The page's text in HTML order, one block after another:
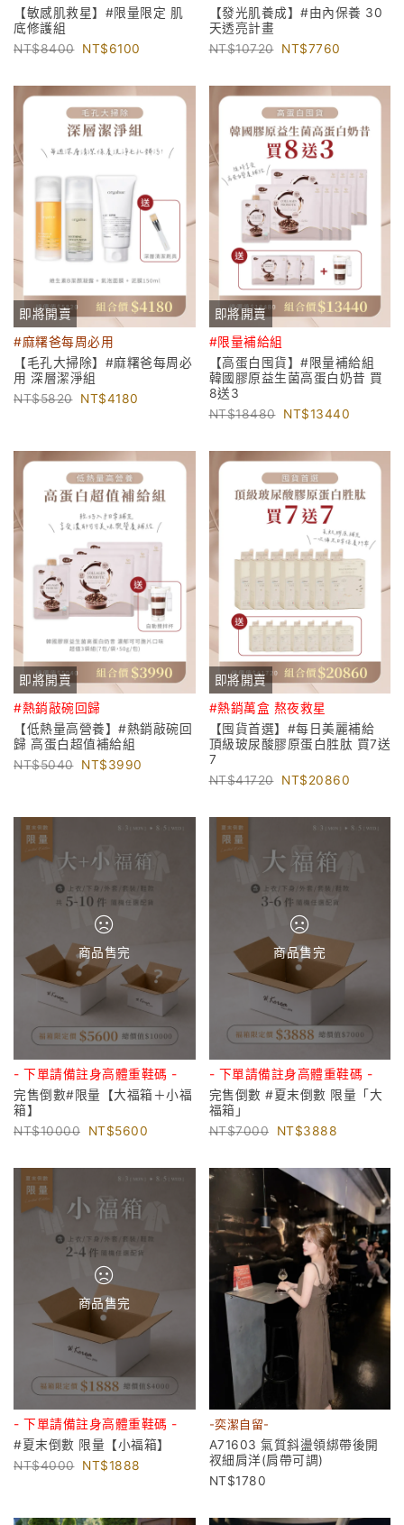
【敏感肌救星】#限量限定 肌
底修護組
8400
6100
【發光肌養成】#由內保養 30
天透亮計畫
10720
7760
即將開賣
#麻糬爸每周必用
【毛孔大掃除】#麻糬爸每周必
用 深層潔淨組
5820
4180
即將開賣
#限量補給組
【高蛋白囤貨】#限量補給組
韓國膠原益生菌高蛋白奶昔 買
8送3
18480
13440
即將開賣
#熱銷敲碗回歸
【低熱量高營養】#熱銷敲碗回
歸 高蛋白超值補給組
5040
3990
即將開賣
#熱銷萬盒 熬夜救星
【囤貨首選】#每日美麗補給
頂級玻尿酸膠原蛋白胜肽 買7送
7
41720
20860
商品售完
- 下單請備註身高體重鞋碼 -
完售倒數#限量【大福箱＋小福
箱】
10000
5600
商品售完
- 下單請備註身高體重鞋碼 -
完售倒數 #夏末倒數 限量「大
福箱」
7000
3888
商品售完
- 下單請備註身高體重鞋碼 -
#夏末倒數 限量【小福箱】
4000
1888
-奕潔自留-
A71603 氣質斜盪領綁帶後開
衩細肩洋(肩帶可調)
1780